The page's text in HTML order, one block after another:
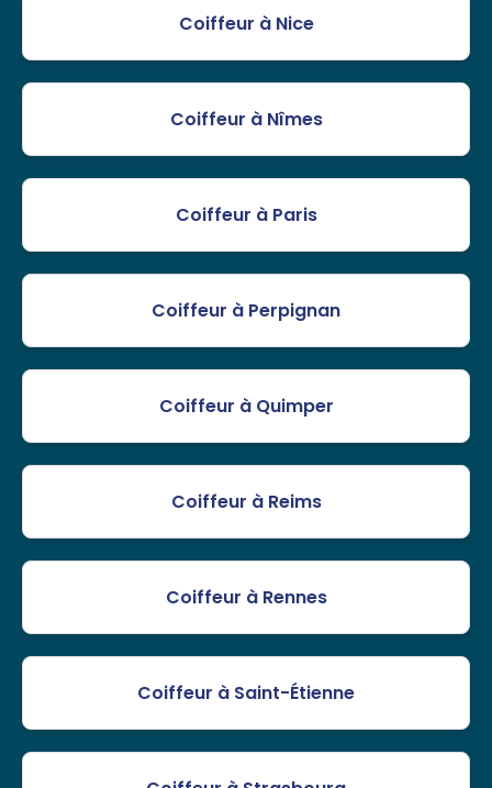
Coiffeur à Nice
Coiffeur à Nîmes
Coiffeur à Paris
Coiffeur à Perpignan
Coiffeur à Quimper
Coiffeur à Reims
Coiffeur à Rennes
Coiffeur à Saint-Étienne